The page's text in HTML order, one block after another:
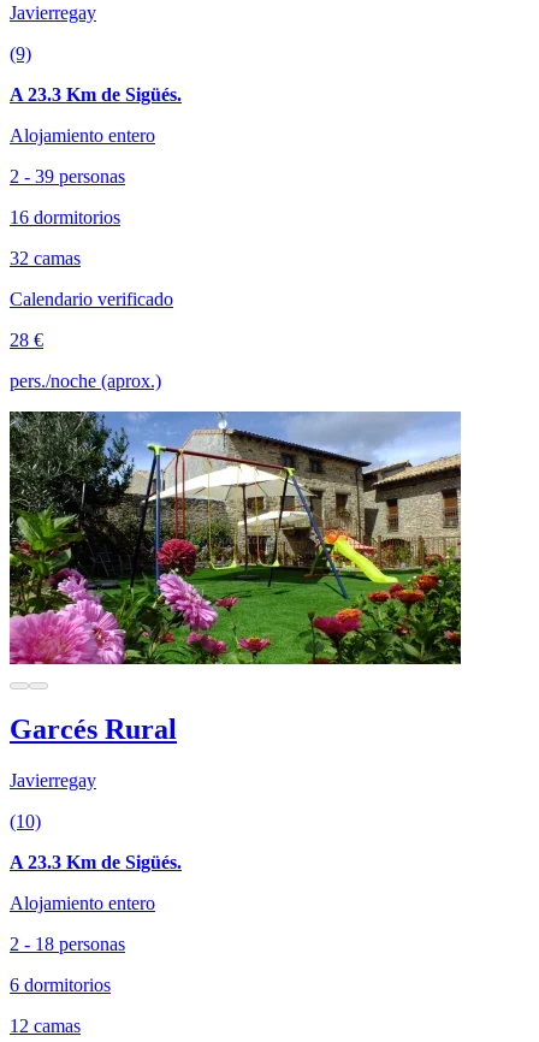
Javierregay
(9)
A 23.3 Km de Sigüés.
Alojamiento entero
2 - 39 personas
16 dormitorios
32 camas
Calendario verificado
28 €
pers./noche (aprox.)
Garcés Rural
Javierregay
(10)
A 23.3 Km de Sigüés.
Alojamiento entero
2 - 18 personas
6 dormitorios
12 camas